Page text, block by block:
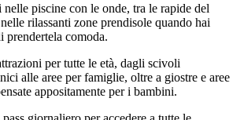
piscine con le onde, tra le rapide del
rilassanti zone prendisole quando hai
prendertela comoda.
per tutte le età, dagli scivoli
alle aree per famiglie, oltre a giostre e aree
appositamente per i bambini.